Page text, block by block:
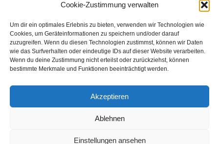
Cookie-Zustimmung verwalten
Um dir ein optimales Erlebnis zu bieten, verwenden wir Technologien wie
Cookies, um Geräteinformationen zu speichern und/oder darauf
zuzugreifen. Wenn du diesen Technologien zustimmst, können wir Daten
wie das Surfverhalten oder eindeutige IDs auf dieser Website verarbeiten.
Wenn du deine Zustimmung nicht erteilst oder zurückziehst, können
bestimmte Merkmale und Funktionen beeinträchtigt werden.
Akzeptieren
Ablehnen
Einstellungen ansehen
Telefon Nummer: